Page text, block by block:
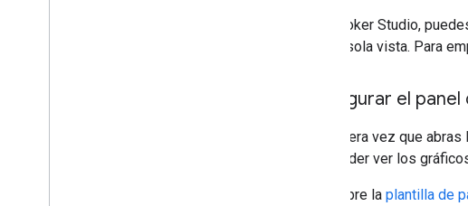
Con Looker Studio,
en una sola vista. Para
Configurar el
La primera vez que
para poder ver los
Abre la plantilla de